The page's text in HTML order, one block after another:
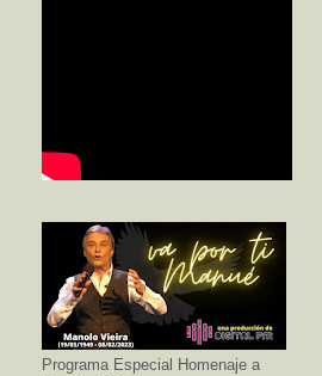
Programa Especial Homenaje a